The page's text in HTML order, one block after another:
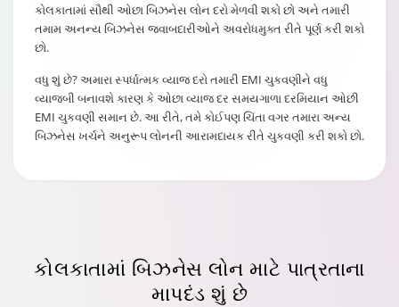
કોલકાતામાં સૌથી ઓછા બિઝનેસ લોન દરો મેળવી શકો છો અને તમારી
તમામ અનન્ય બિઝનેસ જવાબદારીઓને અવરોધમુક્ત રીતે પૂર્ણ કરી શકો
છો.
વધુ શું છે? અમારા સ્પર્ધાત્મક વ્યાજ દરો તમારી EMI ચુકવણીને વધુ
વ્યાજબી બનાવશે કારણ કે ઓછા વ્યાજ દર સમયગાળા દરમિયાન ઓછી
EMI ચુકવણી સમાન છે. આ રીતે, તમે કોઈપણ ચિંતા વગર તમારા અન્ય
બિઝનેસ ખર્ચને અનુરૂપ લોનની આરામદાયક રીતે ચુકવણી કરી શકો છો.
કોલકાતામાં બિઝનેસ લોન માટે પાત્રતાના
માપદંડ શું છે